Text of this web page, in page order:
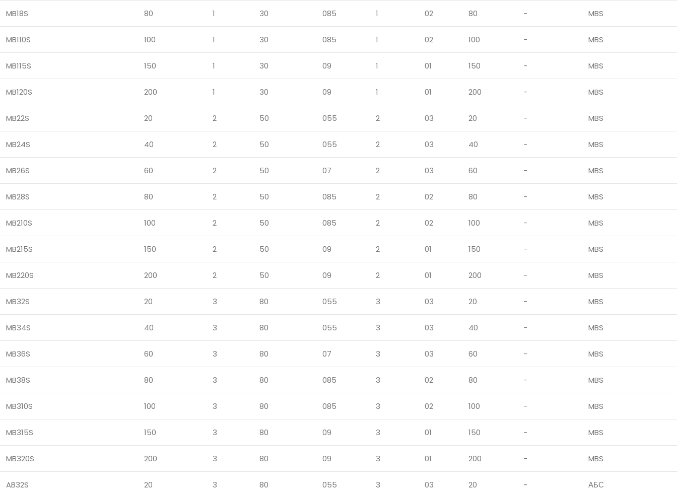
MB18S 80 1 30 085 1 02 80 - MBS
MB110S 100 1 30 085 1 02 100 - MBS
MB115S 150 1 30 09 1 01 150 - MBS
MB120S 200 1 30 09 1 01 200 - MBS
MB22S 20 2 50 055 2 03 20 - MBS
MB24S 40 2 50 055 2 03 40 - MBS
MB26S 60 2 50 07 2 03 60 - MBS
MB28S 80 2 50 085 2 02 80 - MBS
MB210S 100 2 50 085 2 02 100 - MBS
MB215S 150 2 50 09 2 01 150 - MBS
MB220S 200 2 50 09 2 01 200 - MBS
MB32S 20 3 80 055 3 03 20 - MBS
MB34S 40 3 80 055 3 03 40 - MBS
MB36S 60 3 80 07 3 03 60 - MBS
MB38S 80 3 80 085 3 02 80 - MBS
MB310S 100 3 80 085 3 02 100 - MBS
MB315S 150 3 80 09 3 01 150 - MBS
MB320S 200 3 80 09 3 01 200 - MBS
AB32S 20 3 80 055 3 03 20 - АБС